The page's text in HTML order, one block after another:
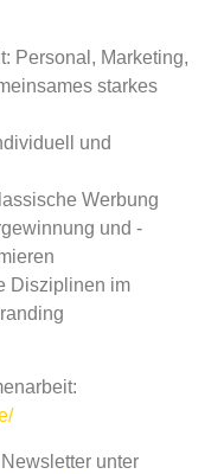
Personal, Marketing,
starkes
und
Werbung
und -
Disziplinen im
unter